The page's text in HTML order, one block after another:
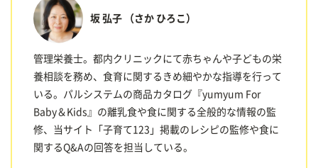
坂 弘子 （さか ひろこ）
管理栄養士。都内クリニックにて赤ちゃんや子どもの栄
養相談を務め、食育に関するきめ細やかな指導を行って
いる。パルシステムの商品カタログ『yumyum For
Baby＆Kids』の離乳食や食に関する全般的な情報の監
修、当サイト「子育て123」掲載のレシピの監修や食に
関するQ&Aの回答を担当している。